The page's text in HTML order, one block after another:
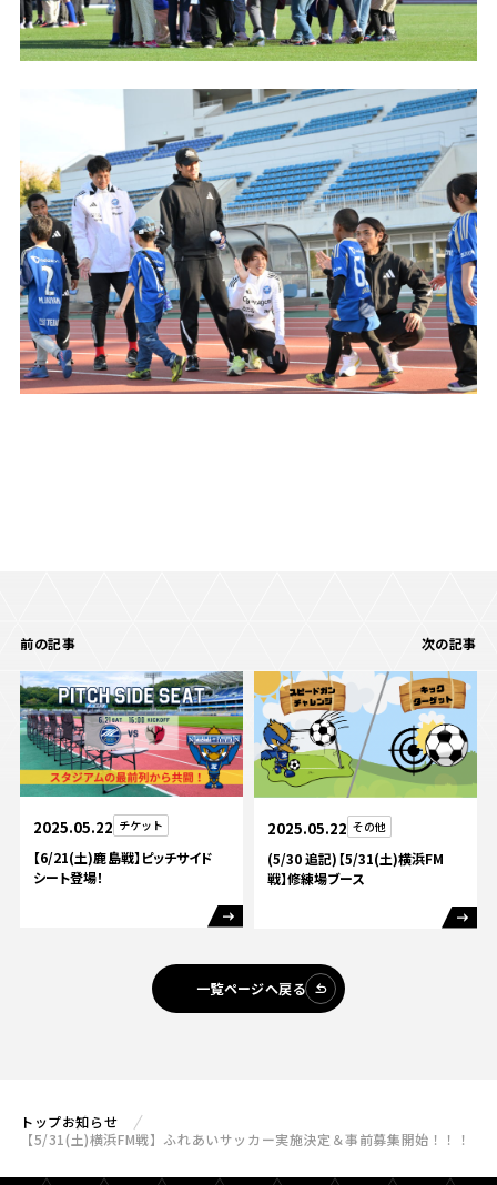
前の記事
2025.05.22 チケット
【6/21(土)鹿島戦】ピッチサイド
シート登場！
次の記事
2025.05.22 その他
(5/30 追記)【5/31(土)横浜FM
戦】修練場ブース
一覧ページへ戻る
トップお知らせ
【5/31(土)横浜FM戦】ふれあいサッカー実施決定＆事前募集開始！！！